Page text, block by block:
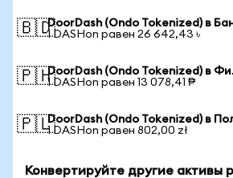
🇧🇩DoorDash (Ondo Tokenized) в
1 DASHon равен 26 642,43 ৳
🇵🇭DoorDash (Ondo Tokenized) в
1 DASHon равен 13 078,41 ₱
🇵🇱DoorDash (Ondo Tokenized) в
1 DASHon равен 802,00 zł
Конвертируйте другие активы